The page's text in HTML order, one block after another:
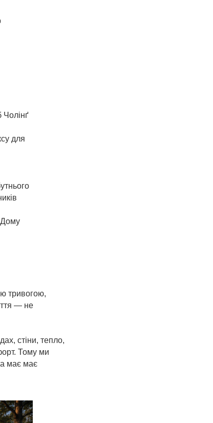
для
Дому
тривогою,
— не
стіни, тепло,
Тому ми
має має